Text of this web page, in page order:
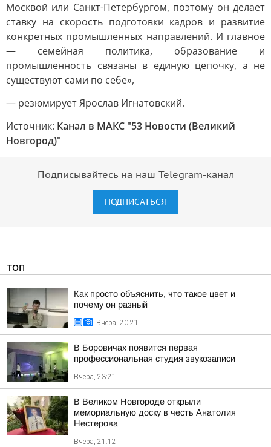
Москвой или Санкт-Петербургом, поэтому он делает
ставку на скорость подготовки кадров и развитие
конкретных промышленных направлений. И главное
— семейная политика, образование и
промышленность связаны в единую цепочку, а не
существуют сами по себе»,
— резюмирует Ярослав Игнатовский.
Источник: Канал в МАКС "53 Новости (Великий
Новгород)"
Подписывайтесь на наш Telegram-канал
ПОДПИСАТЬСЯ
ТОП
Как просто объяснить, что такое цвет и
почему он разный
Вчера, 20:21
В Боровичах появится первая
профессиональная студия звукозаписи
Вчера, 23:21
В Великом Новгороде открыли
мемориальную доску в честь Анатолия
Нестерова
Вчера, 21:12